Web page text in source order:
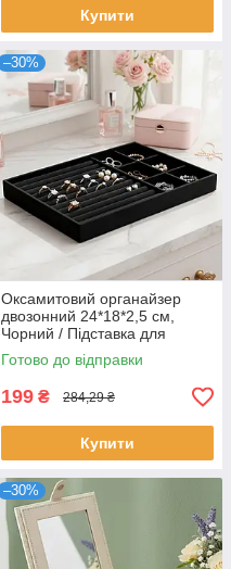
Купити
–30%
Оксамитовий органайзер
двозонний 24*18*2,5 см,
Чорний / Підставка для
каблучок / Лоток для біжутерії
/ Планшет ювелірний
Готово до відправки
199 ₴ 284,29 ₴
Купити
–30%